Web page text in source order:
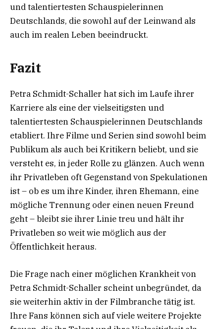
und talentiertesten Schauspielerinnen
Deutschlands, die sowohl auf der Leinwand als
auch im realen Leben beeindruckt.
Fazit
Petra Schmidt-Schaller hat sich im Laufe ihrer
Karriere als eine der vielseitigsten und
talentiertesten Schauspielerinnen Deutschlands
etabliert. Ihre Filme und Serien sind sowohl beim
Publikum als auch bei Kritikern beliebt, und sie
versteht es, in jeder Rolle zu glänzen. Auch wenn
ihr Privatleben oft Gegenstand von Spekulationen
ist – ob es um ihre Kinder, ihren Ehemann, eine
mögliche Trennung oder einen neuen Freund
geht – bleibt sie ihrer Linie treu und hält ihr
Privatleben so weit wie möglich aus der
Öffentlichkeit heraus.
Die Frage nach einer möglichen Krankheit von
Petra Schmidt-Schaller scheint unbegründet, da
sie weiterhin aktiv in der Filmbranche tätig ist.
Ihre Fans können sich auf viele weitere Projekte